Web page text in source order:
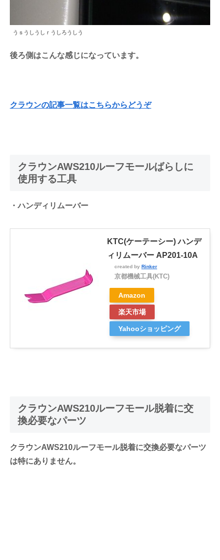
うｓうしうしｒうしろうしう
後ろ側はこんな感じになっています。
クラウンの記事一覧はこちらからどうぞ
クラウンAWS210ルーフモールばらしに
使用する工具
・ハンディリムーバー
KTC(ケーテーシー) ハンデ
ィリムーバー AP201-10A
created by Rinker
京都機械工具(KTC)
Amazon
楽天市場
Yahooショッピング
クラウンAWS210ルーフモール脱着に交
換必要なパーツ
クラウンAWS210ルーフモール脱着に交換必要なパーツ
は特にありません。